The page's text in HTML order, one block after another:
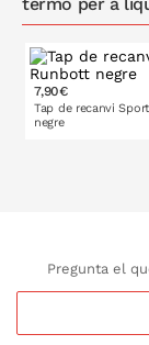
7,90€
Tap de recanvi
negre
Pregunta el